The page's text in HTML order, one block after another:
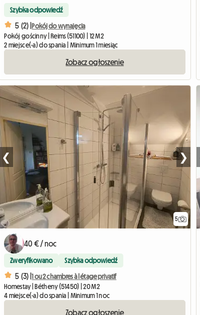
Szybka odpowiedź
5 (2) |Pokój do wynajęcia
Pokój gościnny | Reims (51100) | 12 M2
2 miejsce(-a) do spania | Minimum 1 miesiąc
Zobacz ogłoszenie
5
❮ ❯
40 € / noc
Zweryfikowano Szybka odpowiedź
5 (3) |1 ou 2 chambres à l étage privatif
Homestay | Bétheny (51450) | 20 M2
4 miejsce(-a) do spania | Minimum 1 noc
Zobacz ogłoszenie